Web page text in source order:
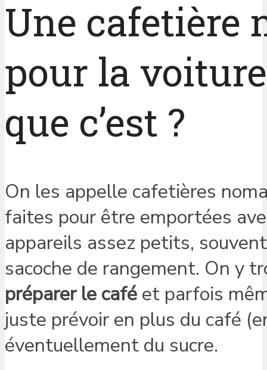
Une cafetière
pour la
que c’est ?
On les appelle cafetières
faites pour être emportées
appareils assez petits,
sacoche de rangement. On y
préparer le café et parfois
juste prévoir en plus du café
éventuellement du sucre.